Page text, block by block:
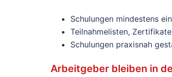
Schulungen mindestens
Teilnahmelisten,
Schulungen praxisnah
Arbeitgeber bleiben in